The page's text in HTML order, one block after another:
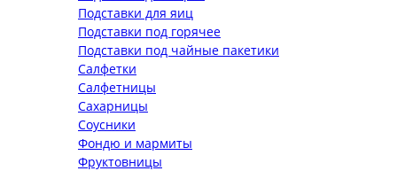
Подставки для яиц
Подставки под горячее
Подставки под чайные пакетики
Салфетки
Салфетницы
Сахарницы
Соусники
Фондю и мармиты
Фруктовницы